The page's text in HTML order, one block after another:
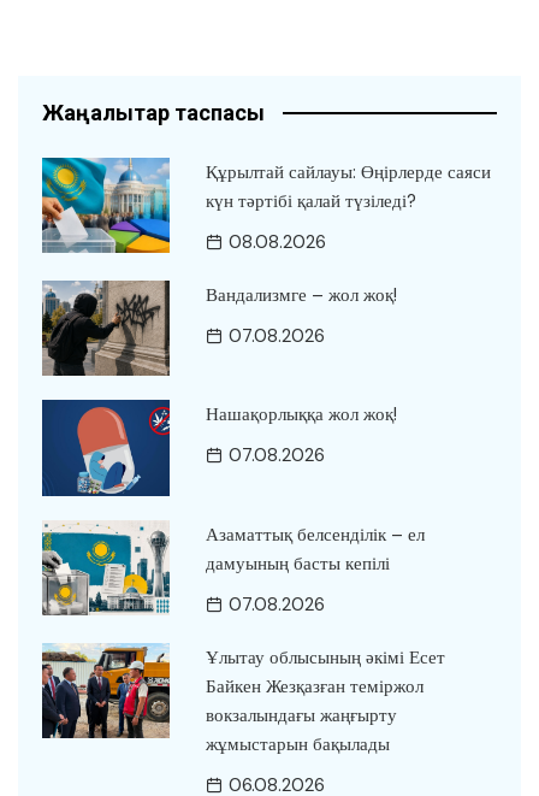
Жаңалықтар таспасы
Құрылтай сайлауы: Өңірлерде саяси
күн тәртібі қалай түзіледі?
08.08.2026
Вандализмге – жол жоқ!
07.08.2026
Нашақорлыққа жол жоқ!
07.08.2026
Азаматтық белсенділік – ел
дамуының басты кепілі
07.08.2026
Ұлытау облысының әкімі Есет
Байкен Жезқазған теміржол
вокзалындағы жаңғырту
жұмыстарын бақылады
06.08.2026